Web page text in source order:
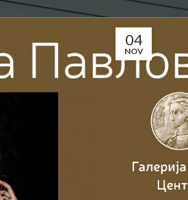
Objavljeno od Општина
04
NOV